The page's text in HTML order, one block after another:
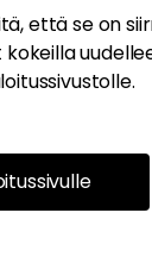
että se on